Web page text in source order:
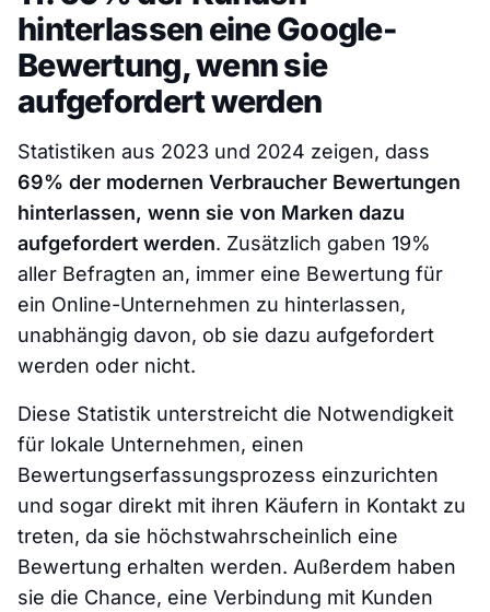
hinterlassen eine Google-
Bewertung, wenn sie
aufgefordert werden
Statistiken aus 2023 und 2024 zeigen, dass
69% der modernen Verbraucher Bewertungen
hinterlassen, wenn sie von Marken dazu
aufgefordert werden. Zusätzlich gaben 19%
aller Befragten an, immer eine Bewertung für
ein Online-Unternehmen zu hinterlassen,
unabhängig davon, ob sie dazu aufgefordert
werden oder nicht.
Diese Statistik unterstreicht die Notwendigkeit
für lokale Unternehmen, einen
Bewertungserfassungsprozess einzurichten
und sogar direkt mit ihren Käufern in Kontakt zu
treten, da sie höchstwahrscheinlich eine
Bewertung erhalten werden. Außerdem haben
sie die Chance, eine Verbindung mit Kunden